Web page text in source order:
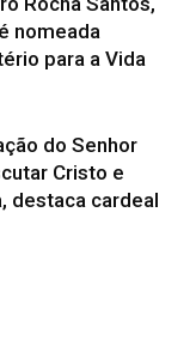
nomeada
para a Vida
do Senhor
Cristo e
destaca cardeal